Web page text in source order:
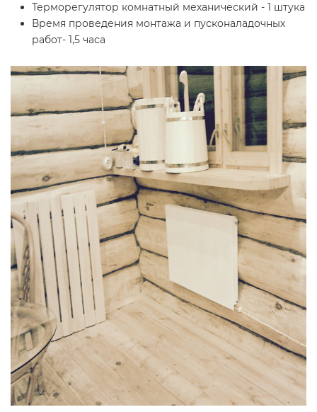
Терморегулятор комнатный механический - 1 штука
Время проведения монтажа и пусконаладочных
работ- 1,5 часа